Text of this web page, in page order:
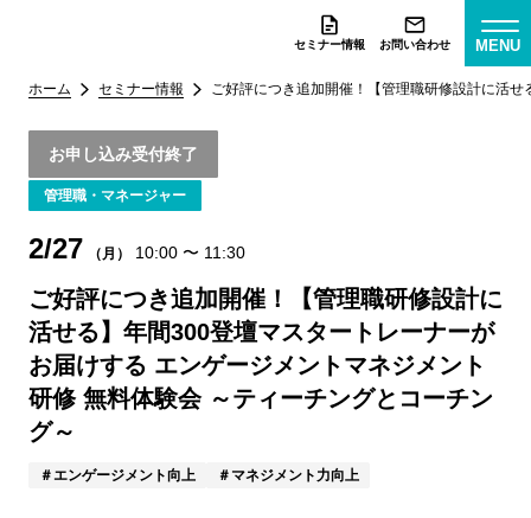
セミナー情報 お問い合わせ MENU
ホーム セミナー情報 ご好評につき追加開催！【管理職研修設計に活
お申し込み受付終了
管理職・マネージャー
2/27 （月） 10:00 〜 11:30
ご好評につき追加開催！【管理職研修設計に
活せる】年間300登壇マスタートレーナーが
お届けする エンゲージメントマネジメント
研修 無料体験会 ～ティーチングとコーチン
グ～
エンゲージメント向上 マネジメント力向上